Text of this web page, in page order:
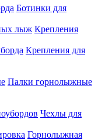
Ботинки для
Крепления
Крепления для
Палки горнолыжные
Чехлы для
Горнолыжная